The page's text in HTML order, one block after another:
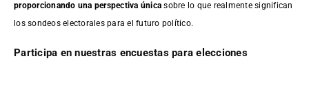
proporcionando una perspectiva única sobre lo que realmente significan
los sondeos electorales para el futuro político.
Participa en nuestras encuestas para elecciones